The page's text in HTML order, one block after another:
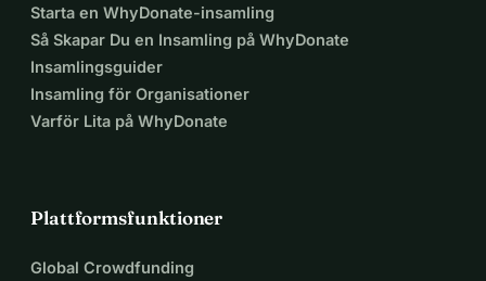
Starta en WhyDonate-insamling
Så Skapar Du en Insamling på WhyDonate
Insamlingsguider
Insamling för Organisationer
Varför Lita på WhyDonate
Plattformsfunktioner
Global Crowdfunding